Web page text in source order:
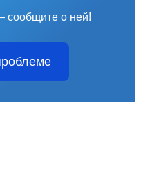
сообщите о ней!